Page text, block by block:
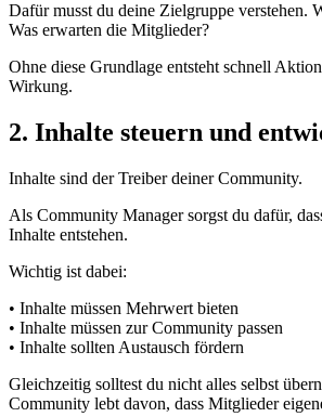
Dafür musst du deine Zielgruppe verstehen.
Was erwarten die Mitglieder?
Ohne diese Grundlage entsteht schnell
Wirkung.
2. Inhalte steuern und
Inhalte sind der Treiber deiner Community.
Als Community Manager sorgst du dafür,
Inhalte entstehen.
Wichtig ist dabei:
• Inhalte müssen Mehrwert bieten
• Inhalte müssen zur Community passen
• Inhalte sollten Austausch fördern
Gleichzeitig solltest du nicht alles selbst
Community lebt davon, dass Mitglieder